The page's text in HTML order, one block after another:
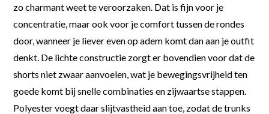
zo charmant weet te veroorzaken. Dat is fijn voor je
concentratie, maar ook voor je comfort tussen de rondes
door, wanneer je liever even op adem komt dan aan je outfit
denkt. De lichte constructie zorgt er bovendien voor dat de
shorts niet zwaar aanvoelen, wat je bewegingsvrijheid ten
goede komt bij snelle combinaties en zijwaartse stappen.
Polyester voegt daar slijtvastheid aan toe, zodat de trunks